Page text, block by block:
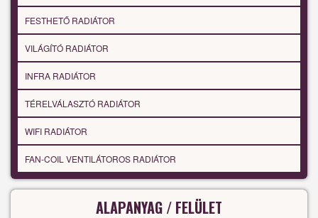
FESTHETŐ RADIÁTOR
VILÁGÍTÓ RADIÁTOR
INFRA RADIÁTOR
TÉRELVÁLASZTÓ RADIÁTOR
WIFI RADIÁTOR
FAN-COIL VENTILÁTOROS RADIÁTOR
ALAPANYAG / FELÜLET